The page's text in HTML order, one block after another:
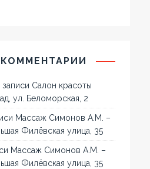
записи Салон красоты
ул. Беломорская, 2
Массаж Симонов А.М. –
Филёвская улица, 35
Массаж Симонов А.М. –
Филёвская улица, 35